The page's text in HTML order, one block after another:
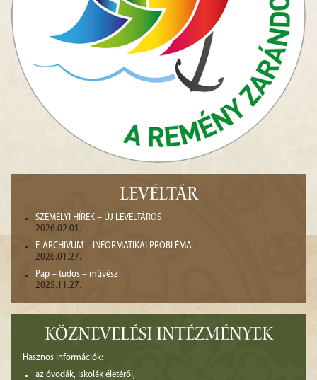
LEVÉLTÁR
SZEMÉLYI HÍREK – ÚJ LEVÉLTÁROS
2026.02.01.
E-ARCHIVUM – INFORMATIKAI PROBLÉMA
2026.01.27.
Pap – tudós – művész
2025.11.27.
KÖZNEVELÉSI INTÉZMÉNYEK
Hasznos információk:
az óvodák, iskolák életéről,